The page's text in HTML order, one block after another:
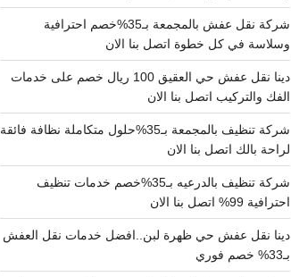
شركة نقل عفش بالمجمعة بـ35%خصم احترافية
وسلاسة في كل خطوة اتصل بنا الان
دينا نقل عفش حي العقيق 100 ريال خصم على خدمات
الفك والتركيب اتصل بنا الان
شركة تنظيف بالمجمعة بـ35%حلول متكاملة نظافة فائقة
لراحة بالك اتصل بنا الان
شركة تنظيف بالدرعيه بـ35%خصم خدمات تنظيف
احترافية 99% اتصل بنا الان
دينا نقل عفش حي ظهرة لبن..افضل خدمات نقل العفش
بـ33% خصم فوري